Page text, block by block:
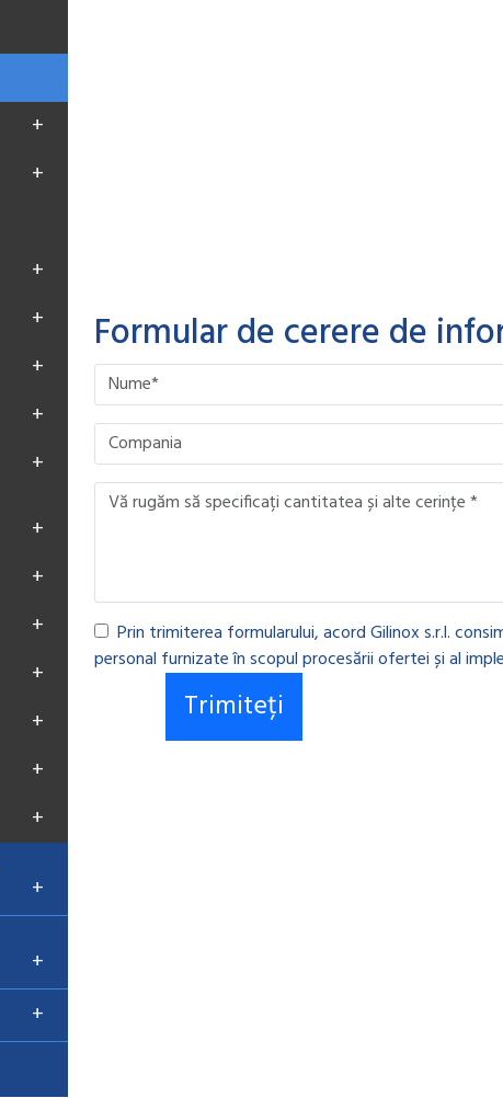
+
+
+
+
+
+
+
+
+
+
+
+
+
+
+
+
+
Formular de cerere de
Please leave this field empty.
Please leave this field empty.
Please leave this field empty.
Please leave this field empty.
Prin trimiterea formularului, acord Gilinox s.r.l.
personal furnizate în scopul procesării ofertei și al